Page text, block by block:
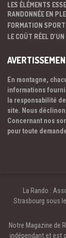
LES ÉLÉMENTS
RANDONNÉE EN
FORMATION
LE COÛT RÉEL
En montagne,
informations
la responsabilité
site. Nous
Concernant nos
pour toute
La Rando :
Strasbourg sous
Notre Magazine de
indépendant et est